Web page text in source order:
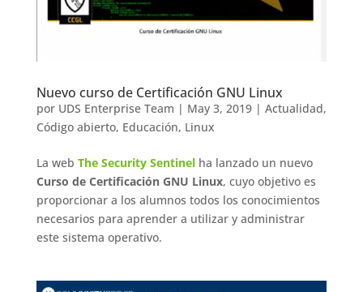
Nuevo curso de Certificación GNU Linux
por UDS Enterprise Team | May 3, 2019| Actualidad,
Código abierto, Educación, Linux
La web The Security Sentinel ha lanzado un nuevo
Curso de Certificación GNU Linux, cuyo objetivo es
proporcionar a los alumnos todos los conocimientos
necesarios para aprender a utilizar y administrar
este sistema operativo.